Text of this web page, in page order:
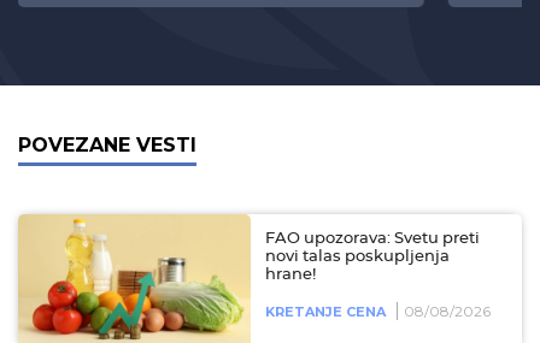
POVEZANE VESTI
FAO upozorava: Svetu preti
novi talas poskupljenja
hrane!
KRETANJE CENA 08/08/2026